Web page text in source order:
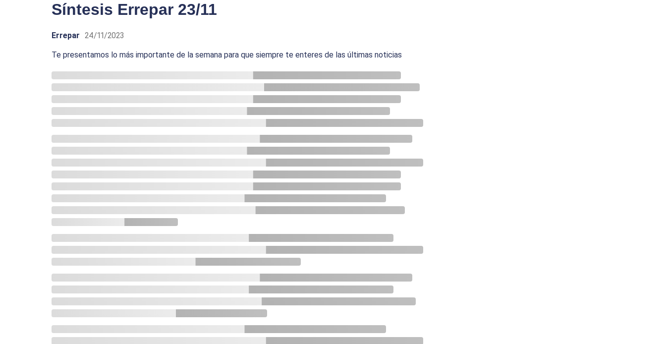
Síntesis Errepar 23/11
Errepar 24/11/2023
Te presentamos lo más importante de la semana para que siempre te enteres de las últimas noticias